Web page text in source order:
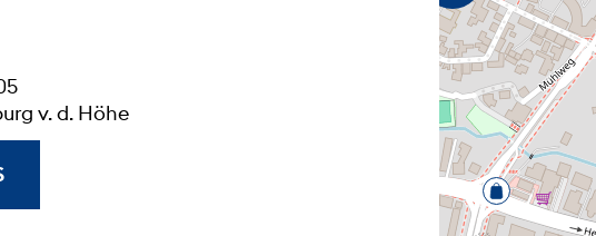
v. d. Höhe